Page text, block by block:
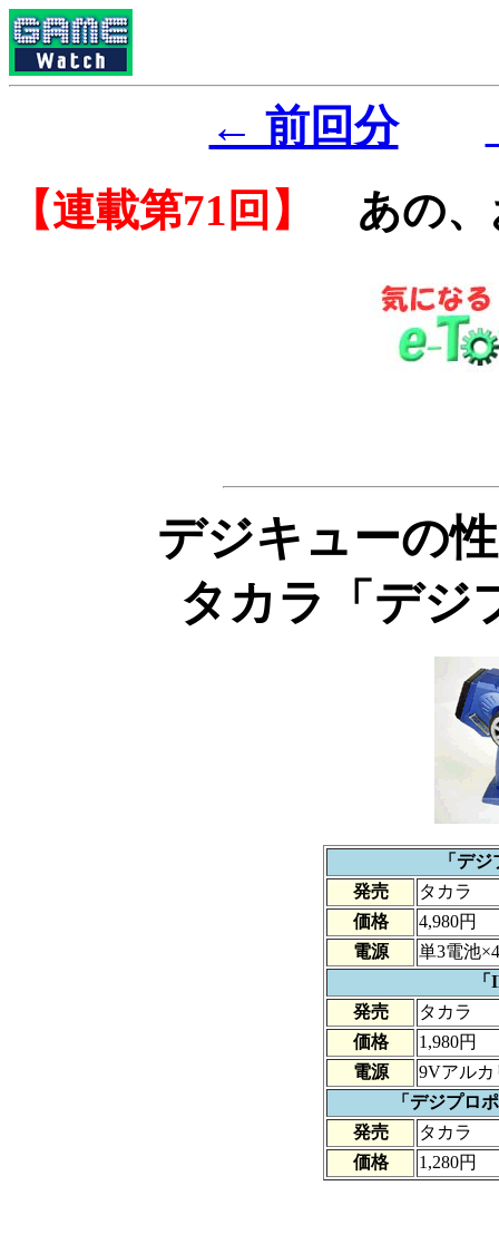
← 前回分
【連載第71回】
あの、
デジキューの
タカラ「デジ
「デ
発売
タカラ
価格
4,980円
電源
単3電池
発売
タカラ
価格
1,980円
電源
9Vアルカ
「デジプロ
発売
タカラ
価格
1,280円